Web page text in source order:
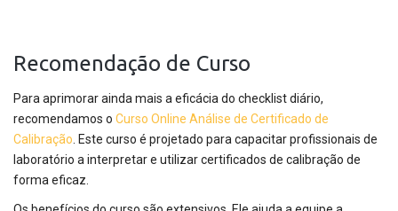
Recomendação de Curso
Para aprimorar ainda mais a eficácia do checklist diário,
recomendamos o Curso Online Análise de Certificado de
Calibração. Este curso é projetado para capacitar profissionais de
laboratório a interpretar e utilizar certificados de calibração de
forma eficaz.